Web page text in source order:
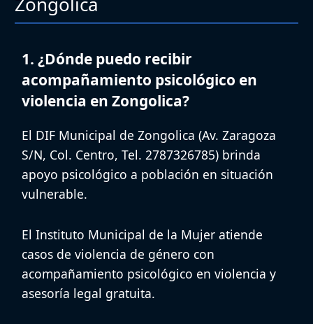
1. ¿Dónde puedo recibir
acompañamiento psicológico en
violencia en Zongolica?
El DIF Municipal de Zongolica (Av. Zaragoza
S/N, Col. Centro, Tel. 2787326785) brinda
apoyo psicológico a población en situación
vulnerable.
El Instituto Municipal de la Mujer atiende
casos de violencia de género con
acompañamiento psicológico en violencia y
asesoría legal gratuita.